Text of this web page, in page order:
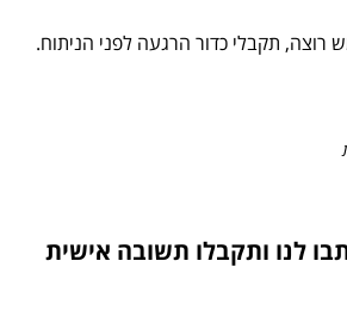
תקבלי כדור הרגעה לפני הניתוח.
לנו ותקבלו תשובה אישית